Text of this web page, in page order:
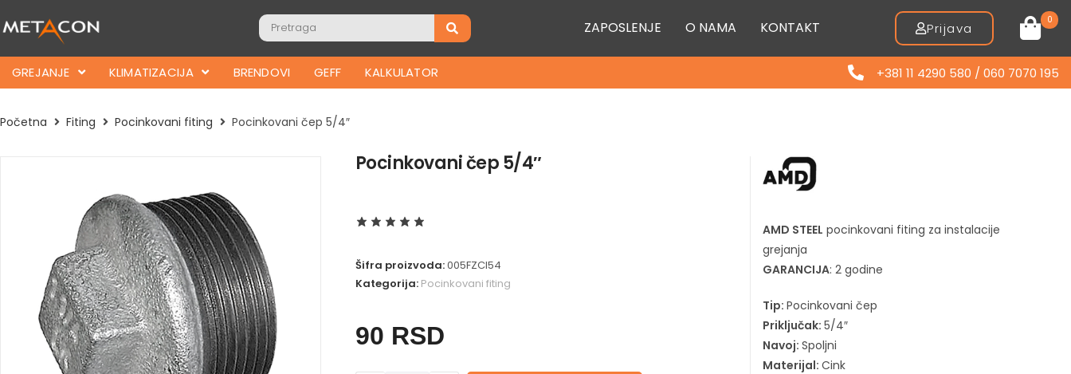
ZAPOSLENJE O NAMA KONTAKT Prijava 0
GREJANJE KLIMATIZACIJA BRENDOVI GEFF KALKULATOR +381 11 4290 580 / 060 7070 195
Početna Fiting Pocinkovani fiting Pocinkovani čep 5/4″
Pocinkovani čep 5/4″
Šifra proizvoda:005FZCI54
Kategorija: Pocinkovani fiting
90 RSD
AMD STEEL pocinkovani fiting za instalacije
grejanja
GARANCIJA: 2 godine
Tip: Pocinkovani čep
Priključak: 5/4″
Navoj: Spoljni
Materijal: Cink